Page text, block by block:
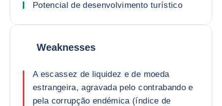
Potencial de desenvolvimento turístico
Weaknesses
A escassez de liquidez e de moeda
estrangeira, agravada pelo contrabando e
pela corrupção endémica (índice de